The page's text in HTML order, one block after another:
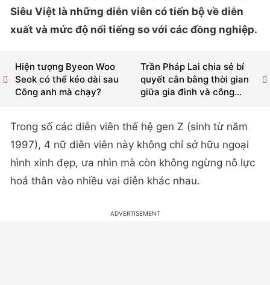
Siêu Việt là những diễn viên có tiến bộ về diễn
xuất và mức độ nổi tiếng so với các đồng nghiệp.
Trần Pháp Lai chia sẻ bí
quyết cân bằng thời gian
giữa gia đình và công...
Hiện tượng Byeon Woo
Seok có thể kéo dài sau
Cõng anh mà chạy?
Trong số các diễn viên thế hệ gen Z (sinh từ năm
1997), 4 nữ diễn viên này không chỉ sở hữu ngoại
hình xinh đẹp, ưa nhìn mà còn không ngừng nỗ lực
hoá thân vào nhiều vai diễn khác nhau.